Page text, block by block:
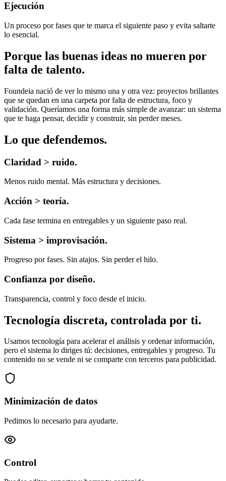
Ejecución
Un proceso por fases que te marca el siguiente paso y evita saltarte
lo esencial.
Porque las buenas ideas no mueren por
falta de talento.
Foundeia nació de ver lo mismo una y otra vez: proyectos brillantes
que se quedan en una carpeta por falta de estructura, foco y
validación. Queríamos una forma más simple de avanzar: un sistema
que te haga pensar, decidir y construir, sin perder meses.
Lo que defendemos.
Claridad > ruido.
Menos ruido mental. Más estructura y decisiones.
Acción > teoría.
Cada fase termina en entregables y un siguiente paso real.
Sistema > improvisación.
Progreso por fases. Sin atajos. Sin perder el hilo.
Confianza por diseño.
Transparencia, control y foco desde el inicio.
Tecnología discreta, controlada por ti.
Usamos tecnología para acelerar el análisis y ordenar información,
pero el sistema lo diriges tú: decisiones, entregables y progreso. Tu
contenido no se vende ni se comparte con terceros para publicidad.
Minimización de datos
Pedimos lo necesario para ayudarte.
Control